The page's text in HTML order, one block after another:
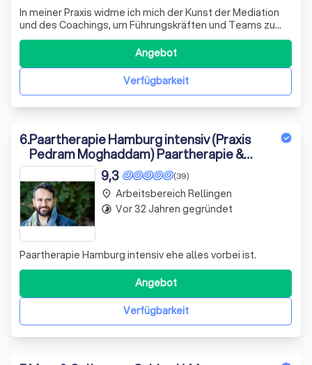
In meiner Praxis widme ich mich der Kunst der Mediation
und des Coachings, um Führungskräften und Teams zu
helfen, Konflikte konstruktiv zu lösen und ihre
interkulturelle Kompetenz zu stärken. Mit langjähriger
Erfahrung als EU-Projektleiterin und interkulturelle
Referentin bringe ich ein tiefes Vers
Verfügbarkeit
Angebot
6.Paartherapie Hamburg intensiv (Praxis
Pedram Moghaddam) Paartherapie &
Paartherapie Online, Trennungsberatung
in Hamburg
(39)
9,3
Paartherapie Hamburg intensiv ehe alles vorbei ist.
Verfügbarkeit
Angebot
place Arbeitsbereich Rellingen
timelapse Vor 32 Jahren gegründet